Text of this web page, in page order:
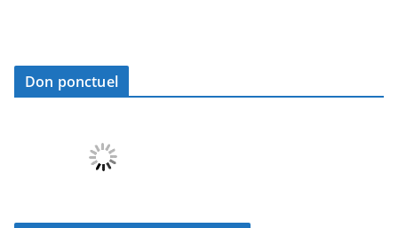
Don ponctuel